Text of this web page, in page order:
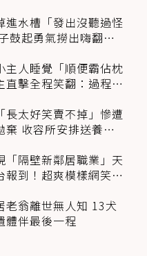
進水槽「發出沒聽過怪
鼓起勇氣撈出嗨翻：
主人睡覺「順便霸佔枕
直擊全程笑翻：過程絲
長太好笑賣不掉」慘遭
棄 收容所安排送養活
「隔壁新鄰居職業」天
報到！超爽模樣網笑
老翁離世無人知 13犬
體伴最後一程